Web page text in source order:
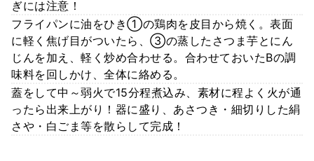
ぎには注意！
フライパンに油をひき①の鶏肉を皮目から焼く。表面
に軽く焦げ目がついたら、③の蒸したさつま芋とにん
じんを加え、軽く炒め合わせる。合わせておいたBの調
味料を回しかけ、全体に絡める。
蓋をして中～弱火で15分程煮込み、素材に程よく火が通
ったら出来上がり！器に盛り、あさつき・細切りした絹
さや・白ごま等を散らして完成！